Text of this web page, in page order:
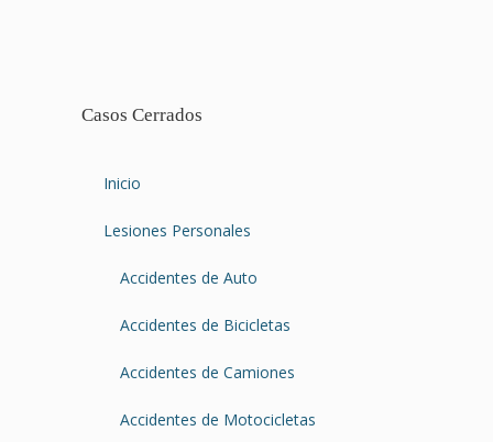
Casos Cerrados
Inicio
Lesiones Personales
Accidentes de Auto
Accidentes de Bicicletas
Accidentes de Camiones
Accidentes de Motocicletas